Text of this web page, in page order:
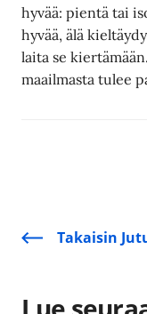
hyvää: pientä tai
hyvää, älä
laita se
maailmasta tulee
Takaisin